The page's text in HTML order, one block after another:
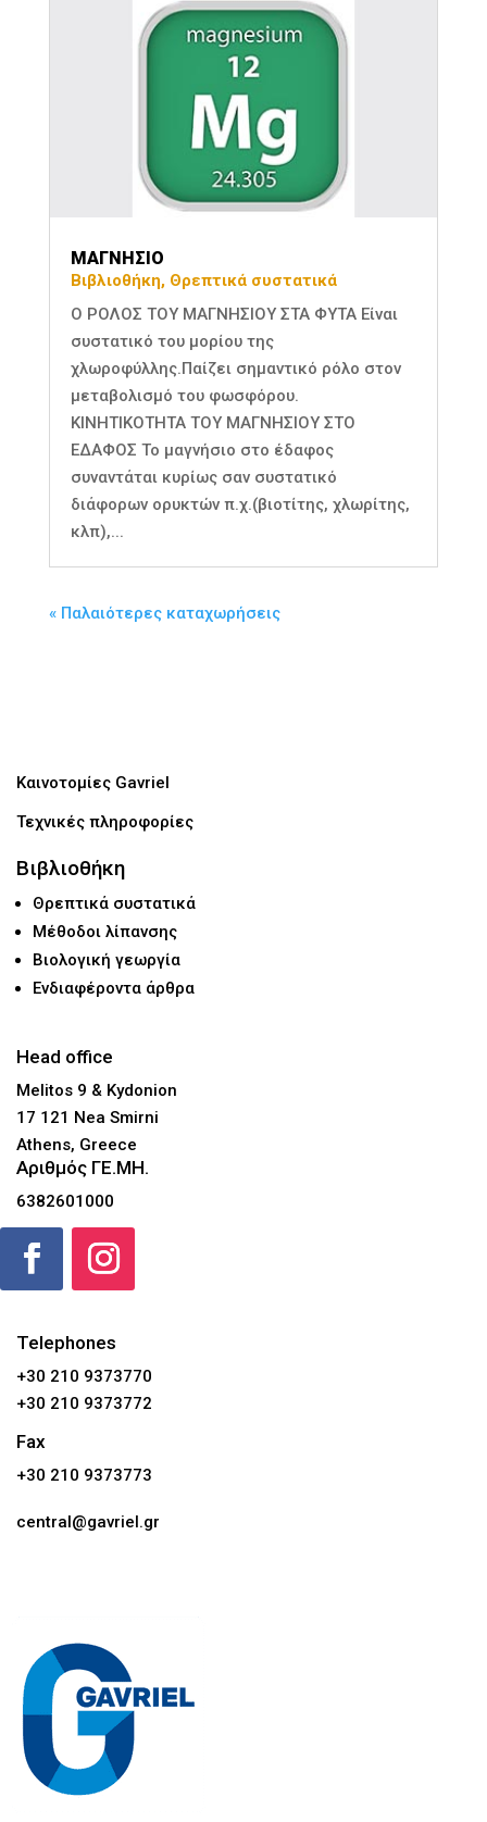
ΜΑΓΝΗΣΙΟ
Βιβλιοθήκη, Θρεπτικά συστατικά
Ο ΡΟΛΟΣ ΤΟΥ ΜΑΓΝΗΣΙΟΥ ΣΤΑ ΦΥΤΑ Είναι
συστατικό του μορίου της
χλωροφύλλης.Παίζει σημαντικό ρόλο στον
μεταβολισμό του φωσφόρου.
ΚΙΝΗΤΙΚΟΤΗΤΑ ΤΟΥ ΜΑΓΝΗΣΙΟΥ ΣΤΟ
ΕΔΑΦΟΣ Το μαγνήσιο στο έδαφος
συναντάται κυρίως σαν συστατικό
διάφορων ορυκτών π.χ.(βιοτίτης, χλωρίτης,
κλπ),...
« Παλαιότερες καταχωρήσεις
Καινοτομίες Gavriel
Τεχνικές πληροφορίες
Βιβλιοθήκη
Θρεπτικά συστατικά
Μέθοδοι λίπανσης
Βιολογική γεωργία
Ενδιαφέροντα άρθρα
Head office
Melitos 9 & Kydonion
17 121 Nea Smirni
Athens, Greece
Αριθμός ΓΕ.ΜΗ.
6382601000
Telephones
+30 210 9373770
+30 210 9373772
Fax
+30 210 9373773
central@gavriel.gr